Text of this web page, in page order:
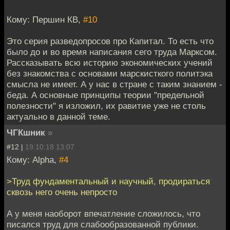
Кому: Першин КВ, #10
Это серия разведопросов про Капитал. То есть что
было до и во время написания сего труда Марксом.
Рассказывать всю историю экономических учений
без знакомства с основами марскисткого политэка
смысла не имеет. А у нас в стране с таким знанием -
беда. А основные принципы теории "предельной
полезности" я изложил, их равитие уже не столь
актуально в данной теме.
ЧГКшник »
#12 | 19.10.18 13:07
Кому: Alpha, #4
>Труд фундаментальный и научный, продираться
сквозь него очень непросто
А у меня наоборот впечатление сложилось, что
писался труд для слабообразованной публики.